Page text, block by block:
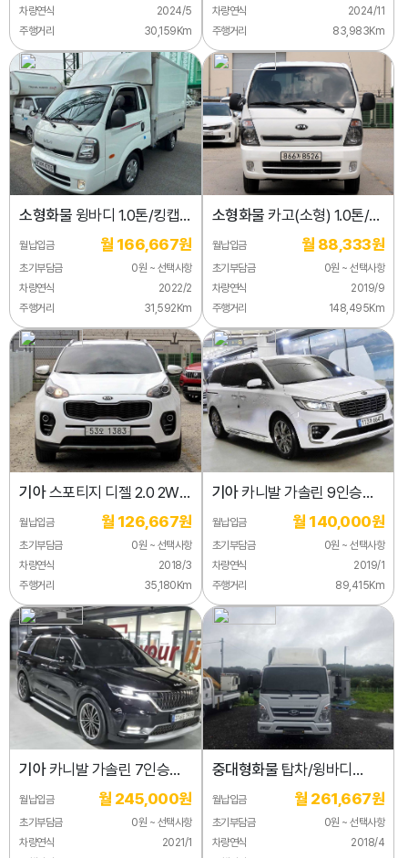
차량연식
2024/5
주행거리
30,159Km
차량연식
2024/11
주행거리
83,983Km
소형화물 윙바디 1.0톤/킹캡/
초장축
월납입금 월 166,667원
초기부담금
0원 ~ 선택사항
차량연식
2022/2
주행거리
31,592Km
소형화물 카고(소형) 1.0톤/
킹캡/초장축/(CRDi)
월납입금 월 88,333원
초기부담금
0원 ~ 선택사항
차량연식
2019/9
주행거리
148,495Km
기아스포티지 디젤 2.0 2WD
프레스티지
월납입금 월 126,667원
초기부담금
0원 ~ 선택사항
차량연식
2018/3
주행거리
35,180Km
기아카니발 가솔린 9인승
노블레스 스페셜
월납입금 월 140,000원
초기부담금
0원 ~ 선택사항
차량연식
2019/1
주행거리
89,415Km
기아카니발 가솔린 7인승
하이리무진 시그니처
월납입금 월 245,000원
초기부담금
0원 ~ 선택사항
차량연식
2021/1
중대형화물 탑차/윙바디
3.5톤
월납입금 월 261,667원
초기부담금
0원 ~ 선택사항
차량연식
2018/4